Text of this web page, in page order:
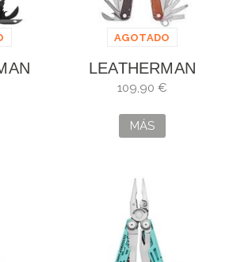
AGOTADO
LEATHERMAN
REBAR BURNT
109,90 €
MÁS